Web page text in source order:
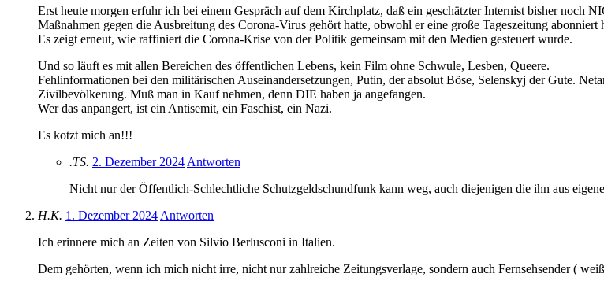
Erst heute morgen erfuhr ich bei einem Gespräch auf dem Kirchplatz, daß ein geschätzter Internist bisher noch
Maßnahmen gegen die Ausbreitung des Corona-Virus gehört hatte, obwohl er eine große Tageszeitung
Es zeigt erneut, wie raffiniert die Corona-Krise von der Politik gemeinsam mit den Medien gesteuert wurde.
Und so läuft es mit allen Bereichen des öffentlichen Lebens, kein Film ohne Schwule, Lesben, Queere.
Fehlinformationen bei den militärischen Auseinandersetzungen, Putin, der absolut Böse, Selenskyj der Gute.
Zivilbevölkerung. Muß man in Kauf nehmen, denn DIE haben ja angefangen.
Wer das anpangert, ist ein Antisemit, ein Faschist, ein Nazi.
Es kotzt mich an!!!
.TS. 2. Dezember 2024 Antworten
Nicht nur der Öffentlich-Schlechtliche Schutzgeldschundfunk kann weg, auch diejenigen die ihn aus
H.K. 1. Dezember 2024 Antworten
Ich erinnere mich an Zeiten von Silvio Berlusconi in Italien.
Dem gehörten, wenn ich mich nicht irre, nicht nur zahlreiche Zeitungsverlage, sondern auch Fernsehsender (